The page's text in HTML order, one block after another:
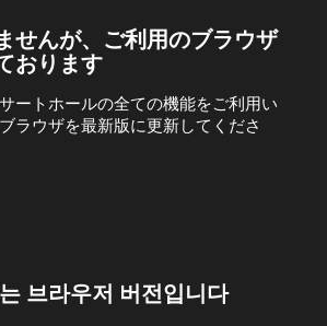
せんが、ご利用のブラウザ
おります
ートホールの全ての機能をご利用い
ラウザを最新版に更新してくださ
브라우저 버전입니다